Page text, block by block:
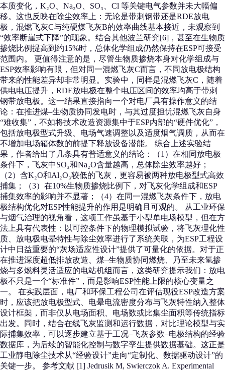
本质变化，K₂O、Na₂O、SO₃、Cl 等关键电气参数并未大幅偏
移。这也反映在除尘效率上：无论是带刺钢带还是RDE放电
极，混燃飞灰C与纯硬煤飞灰B的效率曲线基本接近，未观察到
“效率断崖式下降”的现象。结合其他波兰研究[6]，甚至在生物质
掺烧比例提高到约15%时，总体化学组成仍然保持在ESP可接受
范围内。 更值得注意的是，尽管生物质掺烧本身对化学组成与
ESP效率影响有限，但对同一混燃飞灰C而言，不同放电极结构
带来的性能差异却非常明显。实验中，同样是混燃飞灰C，随着
供电电压提升，RDE放电极在整个电压区间的效率均高于带刺
钢带放电极。这一结果直接指向一个对电厂具有操作意义的结
论：在推进煤–生物质协同发电时，与其过度担忧混燃飞灰自身
“难收集”，不如将技术改造资源集中于ESP内部的“硬件优化”，
包括放电极型式升级、电场气速调整以及适度烟气调质，从而在
不增加电场箱体数的前提下释放设备潜能。 综合上述实验结
果，作者给出了几条具有普适意义的结论：（1）在相同放电极
条件下，飞灰中SO₃和Na₂O含量越高，总体除尘效率越好；
（2）含K₂O和Al₂O₃较低的飞灰，更容易被两种放电极型式高效
捕集；（3）在10%生物质掺烧比例下，对飞灰化学组成和ESP
捕集效率的影响并不显著；（4）在同一混燃飞灰条件下，放电
极结构优化对ESP性能提升的作用是明确且可观的。 从工业环保
与烟气治理的视角看，这项工作虽基于小型单电场模型，但在方
法上具有代表性：以可控条件下的物理模拟试验，将飞灰理化性
质、放电极电晕特性与除尘效率进行了系统关联，为ESP工程设
计中日益重要的“灰场适应性设计”提供了可量化的依据。对于正
在推进深度超低排放改造、煤–生物质协同燃烧、乃至未来氢掺
烧与多燃料灵活适应的电站机组而言，这类研究提示我们：放电
极不只是一个“标准件”，而是影响ESP性能上限的核心变量之
一。 在实践层面，电厂和环保工程公司在评估现役ESP改造方案
时，应该把放电极型式、电晕电流密度分布与飞灰特性纳入整体
设计框架，而非仅从电场面积、电场数或比集尘面积等传统指标
出发。同时，结合在线飞灰监测和运行数据，对比理论模型与实
际捕集效率，可以逐步建立基于工况–飞灰参数–电极结构的经验
数据库，为后续的智能化控制与数字孪生提供数据基础。这正是
工业静电除尘技术从“经验设计”走向“定制化、数据驱动设计”的
关键一步。 参考文献 [1] Jedrusik M, Swierczok A. Experimental